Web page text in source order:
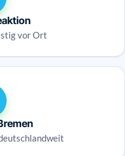
vor Ort